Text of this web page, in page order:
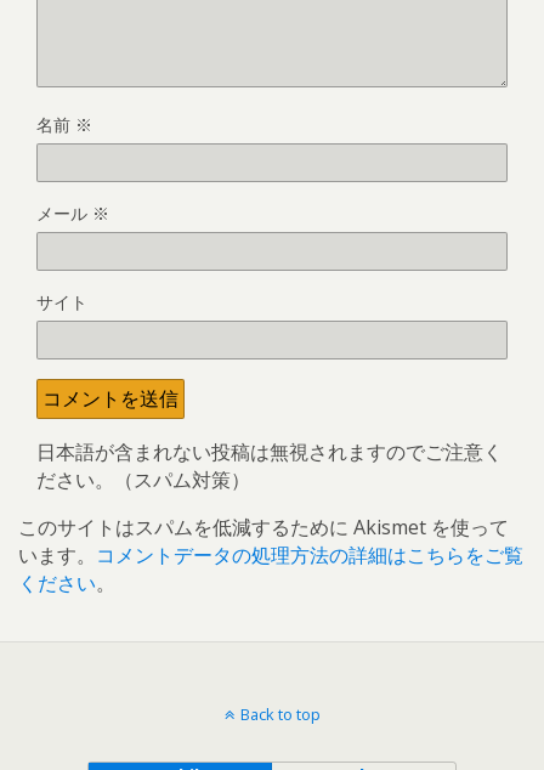
名前 ※
メール ※
サイト
日本語が含まれない投稿は無視されますのでご注意く
ださい。（スパム対策）
このサイトはスパムを低減するために Akismet を使って
います。 コメントデータの処理方法の詳細はこちらをご覧
ください。
Back to top